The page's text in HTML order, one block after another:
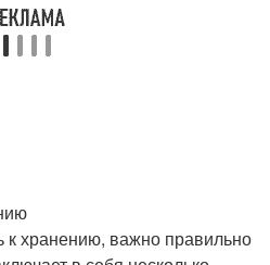
к хранению, важно правильно